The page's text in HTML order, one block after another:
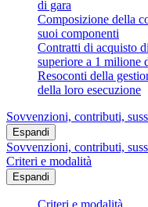
di gara
Composizione della
suoi componenti
Contratti di acquisto
superiore a 1 milione
Resoconti della
della loro esecuzione
Sovvenzioni, contributi,
Espandi
Sovvenzioni, contributi,
Criteri e modalità
Espandi
Criteri e modalità